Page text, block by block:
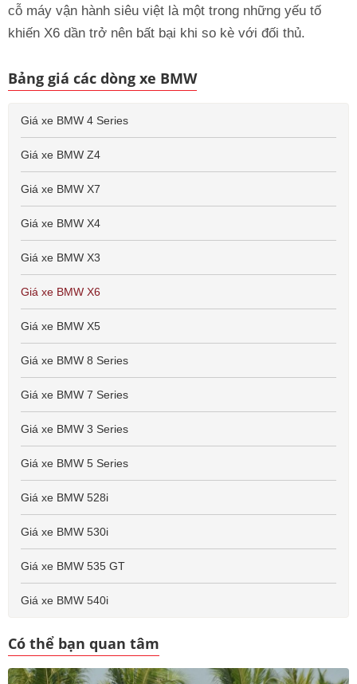
cỗ máy vận hành siêu việt là một trong những yếu tố
khiến X6 dần trở nên bất bại khi so kè với đối thủ.
Bảng giá các dòng xe BMW
Giá xe BMW 4 Series
Giá xe BMW Z4
Giá xe BMW X7
Giá xe BMW X4
Giá xe BMW X3
Giá xe BMW X6
Giá xe BMW X5
Giá xe BMW 8 Series
Giá xe BMW 7 Series
Giá xe BMW 3 Series
Giá xe BMW 5 Series
Giá xe BMW 528i
Giá xe BMW 530i
Giá xe BMW 535 GT
Giá xe BMW 540i
Có thể bạn quan tâm